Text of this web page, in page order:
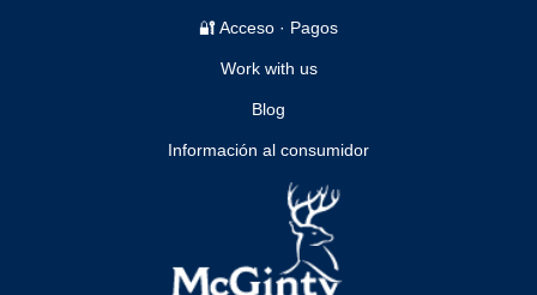
🔐 Acceso · Pagos
Work with us
Blog
Información al consumidor